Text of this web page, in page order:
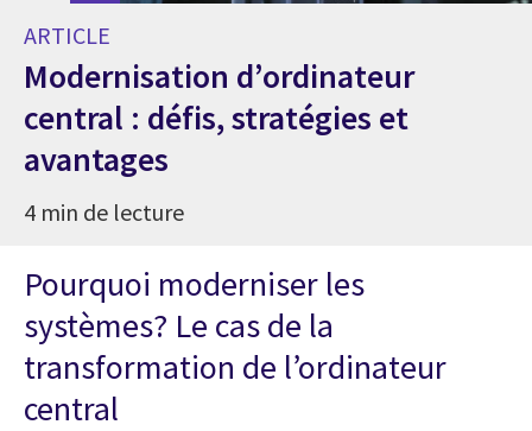
ARTICLE
Modernisation d’ordinateur
central : défis, stratégies et
avantages
4 min de lecture
Pourquoi moderniser les
systèmes? Le cas de la
transformation de l’ordinateur
central